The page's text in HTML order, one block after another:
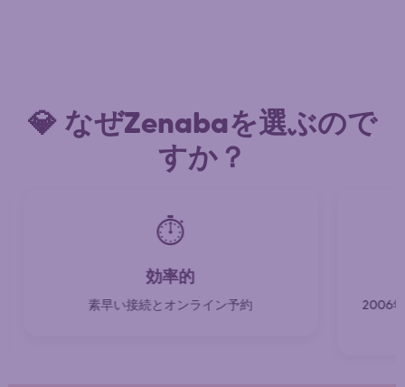
💎 なぜZenabaを選ぶので
すか？
⏱️
効率的
素早い接続とオンライン予約 2006